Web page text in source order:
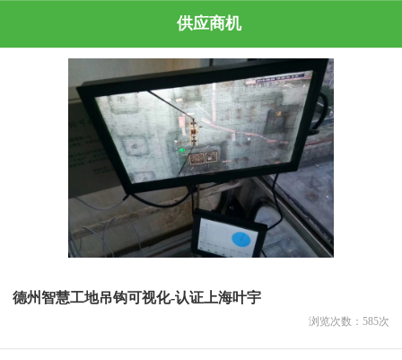
供应商机
德州智慧工地吊钩可视化-认证上海叶宇
浏览次数： 585次